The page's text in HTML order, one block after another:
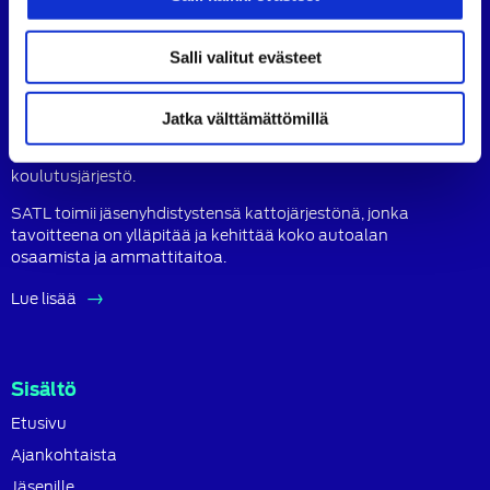
Salli valitut evästeet
Jatka välttämättömillä
(SATL) jäsenyhdistys.
Tietoa SATL:sta
ammattilaisten ja asiantuntijoiden yhteistyö- ja
koulutusjärjestö.
SATL toimii jäsenyhdistystensä kattojärjestönä, jonka
tavoitteena on ylläpitää ja kehittää koko autoalan
osaamista ja ammattitaitoa.
Lue lisää
Sisältö
Etusivu
Ajankohtaista